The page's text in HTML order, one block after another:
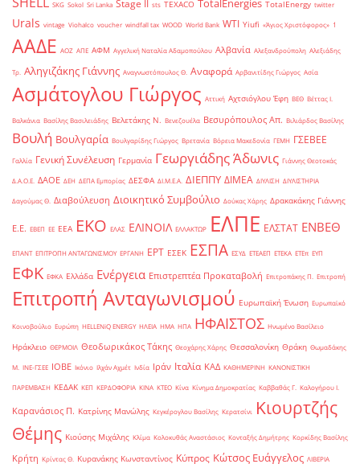
SKG Sokol Sri Lanka Stage II sts TEXACO TotalEnergies TotalEnergy twitter
Urals vintage Viohalco voucher windfall tax WOOD World Bank WTI Yiufi «Άγιος Χριστόφορος» ΄1
ΑΑΔΕ ΑΟΖ ΑΠΕ ΑΦΜ Αγγελική Ναταλία Αδαμοπούλου Αλβανία Αλεξανδρούπολη Αλεξιάδης
Τρ. Αληγιζάκης Γιάννης Αναγνωστόπουλος Θ. Αναφορά Αρβανιτίδης Γιώργος Ασία
Ασμάτογλου Γιώργος Αττική Αχτσιόγλου Έφη ΒΕΘ Βέττας Ι.
Βαλκάνια Βασίλης Βασιλειάδης Βελετάκης Ν. Βενεζουέλα Βεσυρόπουλος Απ. Βιλιάρδος Βασίλης
Βουλή Βουλγαρία Βουλγαρίδης Γιώργος Βρετανία Βόρεια Μακεδονία ΓΕΜΗ ΓΣΕΒΕΕ
Γαλλία Γενική Συνέλευση Γερμανία Γεωργιάδης Άδωνις Γιάννης Θεοτοκάς
Δ.Α.Ο.Ε. ΔΑΟΕ ΔΕΗ ΔΕΠΑ Εμπορίας ΔΕΣΦΑ ΔΙ.Μ.Ε.Α. ΔΙΕΠΠΥ ΔΙΜΕΑ ΔΙΥΛΙΣΗ ΔΙΥΛΙΣΤΗΡΙΑ
Δαγούμας Θ. Διαβούλευση Διοικητικό Συμβούλιο Δούκας Χάρης Δρακακάκης Γιάννης
Ε.Ε. ΕΒΕΠ ΕΕ ΕΕΑ ΕΚΟ ΕΛΑΣ ΕΛΙΝΟΙΛ ΕΛΛΑΚΤΩΡ ΕΛΠΕ ΕΛΣΤΑΤ ΕΝΒΕΘ
ΕΠΑΝΤ ΕΠΙΤΡΟΠΗ ΑΝΤΑΓΩΝΙΣΜΟΥ ΕΡΓΑΝΗ ΕΡΤ ΕΣΕΚ ΕΣΠΑ ΕΣΥΔ ΕΤΕΑΕΠ ΕΤΕΚΑ ΕΤΕπ ΕΥΠ
ΕΦΚ ΕΦΚΑ Ελλάδα Ενέργεια Επιστρεπτέα Προκαταβολή Επιτροπάκης Π. Επιτροπή
Επιτροπή Ανταγωνισμού Ευρωπαϊκή Ένωση Ευρωπαϊκό
Κοινοβούλιο Ευρώπη ΗELLENiQ ENERGY ΗΛΕΙΑ ΗΜΑ ΗΠΑ ΗΦΑΙΣΤΟΣ Ηνωμένο Βασίλειο
Ηράκλειο ΘΕΡΜΟΙΛ Θεοδωρικάκος Τάκης Θεοχάρης Χάρης Θεσσαλονίκη Θράκη Θωμαδάκης
Μ. ΙΝΕ-ΓΣΕΕ ΙΟΒΕ Ικόνιο Ιλχάν Αχμέτ Ινδία Ιράν Ιταλία ΚΑΔ ΚΑΘΗΜΕΡΙΝΗ ΚΑΝΟΝΙΣΤΙΚΗ
ΠΑΡΕΜΒΑΣΗ ΚΕΔΑΚ ΚΕΠ ΚΕΡΔΟΦΟΡΙΑ ΚΙΝΑ ΚΤΕΟ Κίνα Κίνημα Δημοκρατίας Καββαθάς Γ. Καλογήρου Ι.
Καρανάσιος Π. Κατρίνης Μανώλης Κεγκέρογλου Βασίλης Κερατσίνι
Κιουρτζής
Θέμης Κιούσης Μιχάλης Κλίμα Κολοκυθάς Αναστάσιος Κονταξής Δημήτρης Κορκίδης Βασίλης
Κρήτη Κρίντας Θ. Κυρανάκης Κωνσταντίνος Κύπρος Κώτσος Ευάγγελος ΛΙΒΕΡΙΑ